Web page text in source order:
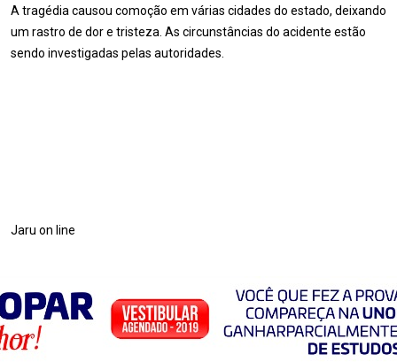
A tragédia causou comoção em várias cidades do estado, deixando
um rastro de dor e tristeza. As circunstâncias do acidente estão
sendo investigadas pelas autoridades.
Jaru on line